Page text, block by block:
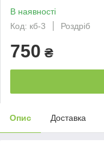
В наявності
Код: кб-3
Роздріб
750 ₴
Опис Доставка